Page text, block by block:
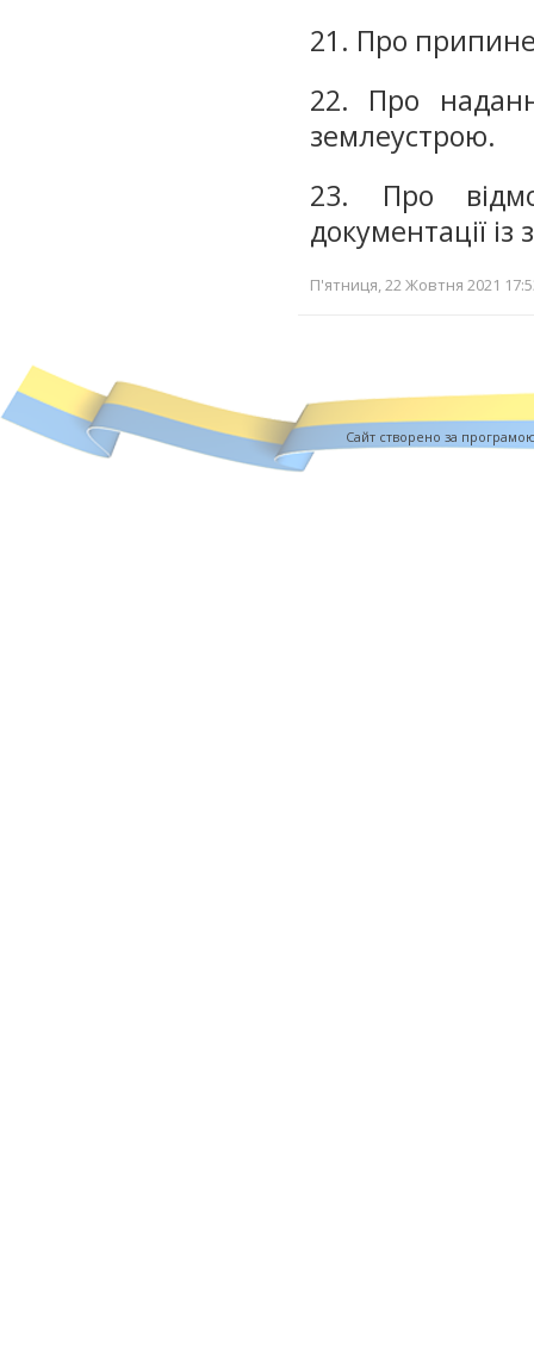
21. Про
22. Про
землеустрою.
23. Про
документації
П'ятниця, 22 Жовтня 2021
Cайт створено за